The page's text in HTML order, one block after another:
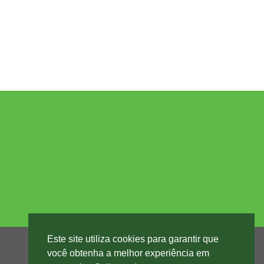
Este site utiliza cookies para garantir que
você obtenha a melhor experiência em